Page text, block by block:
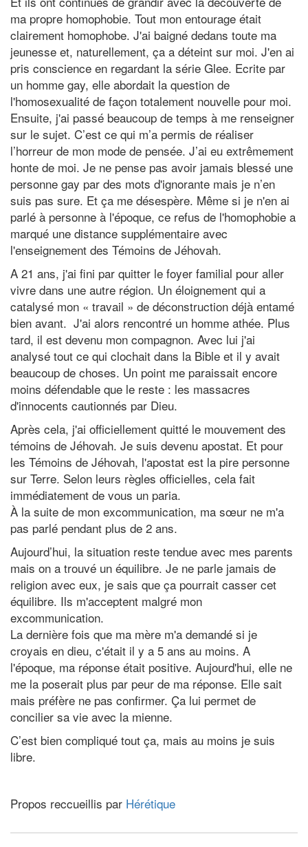
ma propre homophobie. Tout mon entourage était
clairement homophobe. J'ai baigné dedans toute ma
jeunesse et, naturellement, ça a déteint sur moi. J'en ai
pris conscience en regardant la série Glee. Ecrite par
un homme gay, elle abordait la question de
l'homosexualité de façon totalement nouvelle pour moi.
Ensuite, j'ai passé beaucoup de temps à me renseigner
sur le sujet. C’est ce qui m’a permis de réaliser
l’horreur de mon mode de pensée. J’ai eu extrêmement
honte de moi. Je ne pense pas avoir jamais blessé une
personne gay par des mots d'ignorante mais je n’en
suis pas sure. Et ça me désespère. Même si je n'en ai
parlé à personne à l'époque, ce refus de l'homophobie a
marqué une distance supplémentaire avec
l'enseignement des Témoins de Jéhovah.
A 21 ans, j'ai fini par quitter le foyer familial pour aller
vivre dans une autre région. Un éloignement qui a
catalysé mon « travail » de déconstruction déjà entamé
bien avant. J'ai alors rencontré un homme athée. Plus
tard, il est devenu mon compagnon. Avec lui j'ai
analysé tout ce qui clochait dans la Bible et il y avait
beaucoup de choses. Un point me paraissait encore
moins défendable que le reste : les massacres
d'innocents cautionnés par Dieu.
Après cela, j'ai officiellement quitté le mouvement des
témoins de Jéhovah. Je suis devenu apostat. Et pour
les Témoins de Jéhovah, l'apostat est la pire personne
sur Terre. Selon leurs règles officielles, cela fait
immédiatement de vous un paria.
À la suite de mon excommunication, ma sœur ne m'a
pas parlé pendant plus de 2 ans.
Aujourd’hui, la situation reste tendue avec mes parents
mais on a trouvé un équilibre. Je ne parle jamais de
religion avec eux, je sais que ça pourrait casser cet
équilibre. Ils m'acceptent malgré mon
excommunication.
La dernière fois que ma mère m'a demandé si je
croyais en dieu, c'était il y a 5 ans au moins. A
l'époque, ma réponse était positive. Aujourd'hui, elle ne
me la poserait plus par peur de ma réponse. Elle sait
mais préfère ne pas confirmer. Ça lui permet de
concilier sa vie avec la mienne.
C’est bien compliqué tout ça, mais au moins je suis
libre.
Propos reccueillis par Hérétique